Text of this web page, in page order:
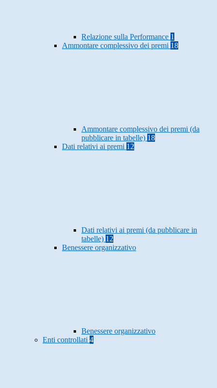
Relazione sulla Performance 1
Ammontare complessivo dei premi 18
Ammontare complessivo dei premi (da
pubblicare in tabelle) 18
Dati relativi ai premi 12
Dati relativi ai premi (da pubblicare in
tabelle) 12
Benessere organizzativo
Benessere organizzativo
Enti controllati 4